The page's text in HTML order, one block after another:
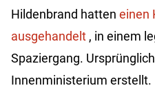
Hildenbrand hatten einen
ausgehandelt , in einem
Spaziergang.
Innenministerium erstellt.